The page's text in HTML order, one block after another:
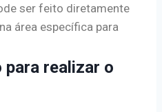
ser feito diretamente
área específica para
para realizar o